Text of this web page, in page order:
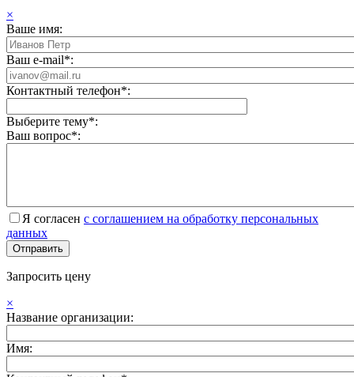
×
Ваше имя:
Ваш e-mail*:
Контактный телефон*:
Выберите тему*:
Ваш вопрос*:
Я согласен с соглашением на обработку персональных
данных
Запросить цену
×
Название организации:
Имя: